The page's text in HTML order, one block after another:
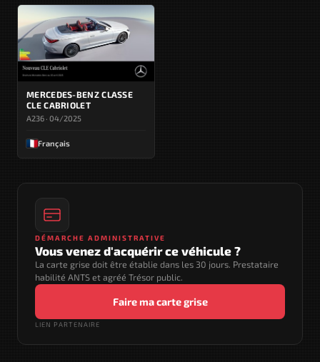
MERCEDES-BENZ CLASSE
CLE CABRIOLET
A236 · 04/2025
Français
DÉMARCHE ADMINISTRATIVE
Vous venez d'acquérir ce véhicule ?
La carte grise doit être établie dans les 30 jours. Prestataire
habilité ANTS et agréé Trésor public.
Faire ma carte grise
LIEN PARTENAIRE